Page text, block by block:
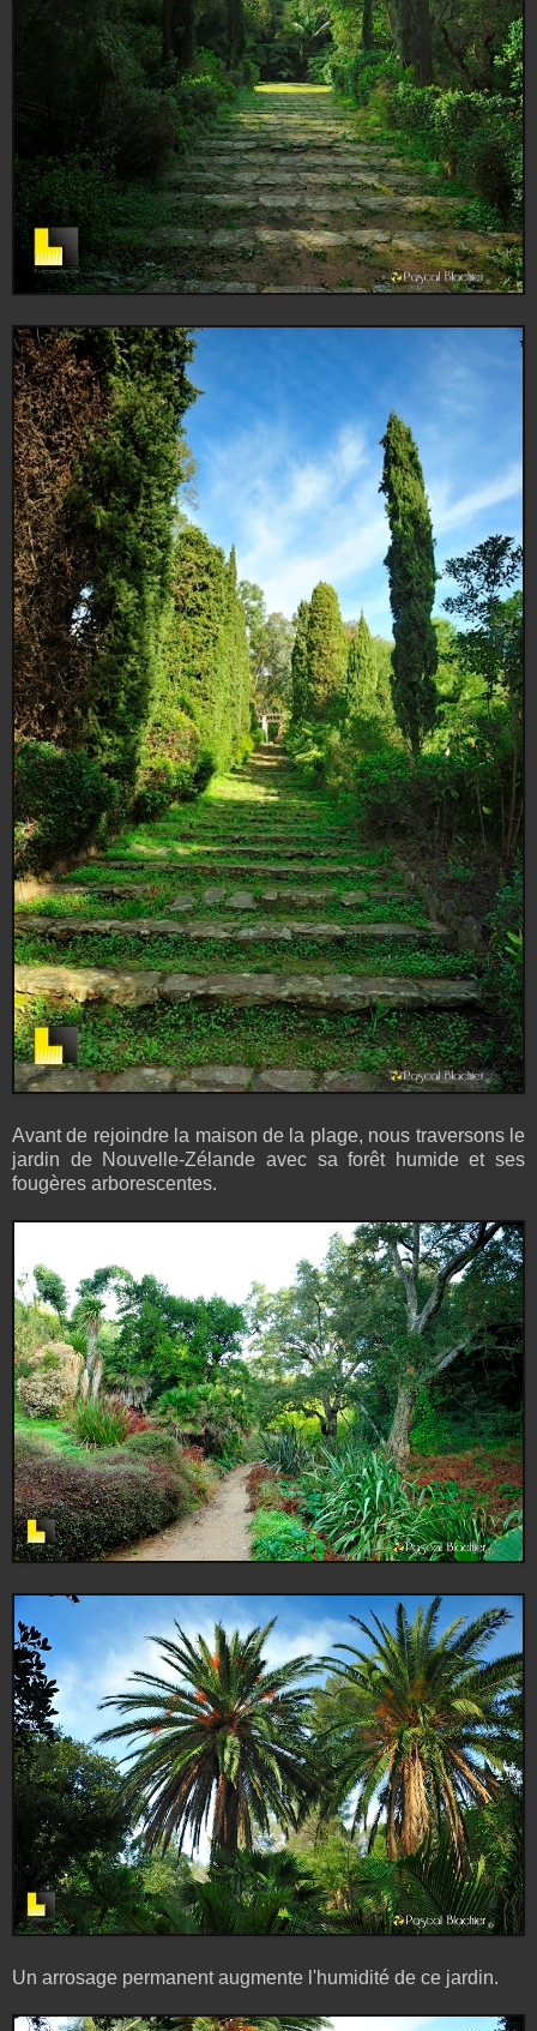
Avant de rejoindre la maison de la plage, nous traversons le
jardin de Nouvelle-Zélande avec sa forêt humide et ses
fougères arborescentes.
Un arrosage permanent augmente l'humidité de ce jardin.